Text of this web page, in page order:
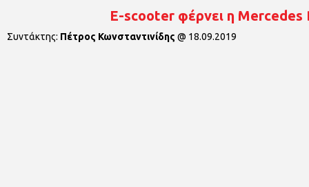
E-scooter φέρνει η Mercedes
Συντάκτης: Πέτρος Κωνσταντινίδης @ 18.09.2019